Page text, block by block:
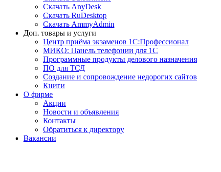
Скачать AnyDesk
Скачать RuDesktop
Скачать AmmyAdmin
Доп. товары и услуги
Центр приёма экзаменов 1С:Профессионал
МИКО: Панель телефонии для 1С
Программные продукты делового назначения
ПО для ТСД
Создание и сопровождение недорогих сайтов
Книги
О фирме
Акции
Новости и объявления
Контакты
Обратиться к директору
Вакансии